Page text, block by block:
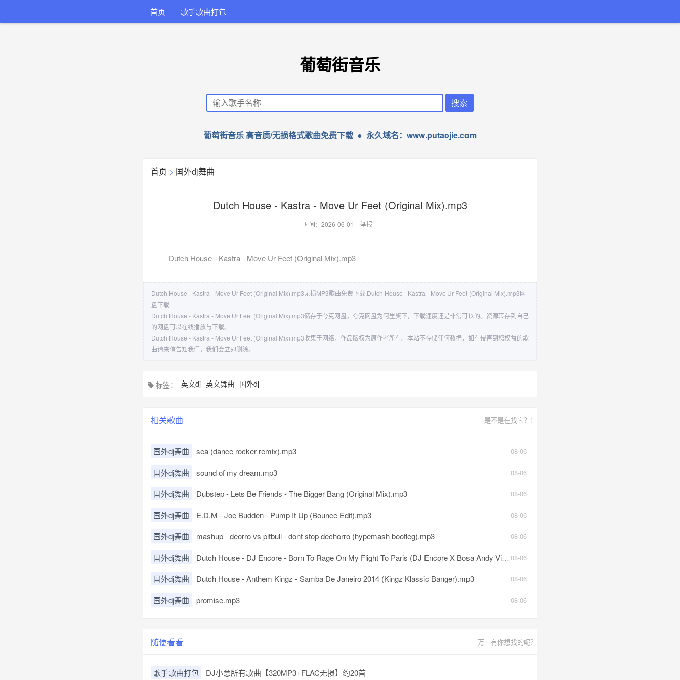
首页 歌手歌曲打包
葡萄街音乐
葡萄街音乐 高音质/无损格式歌曲免费下载 ● 永久域名：www.putaojie.com
首页 > 国外dj舞曲
Dutch House - Kastra - Move Ur Feet (Original Mix).mp3
时间：2026-06-01 举报
Dutch House - Kastra - Move Ur Feet (Original Mix).mp3
Dutch House - Kastra - Move Ur Feet (Original Mix).mp3无损MP3歌曲免费下载,Dutch House - Kastra - Move Ur Feet (Original Mix).mp3网
盘下载
Dutch House - Kastra - Move Ur Feet (Original Mix).mp3储存于夸克网盘，夸克网盘为阿里旗下，下载速度还是非常可以的。资源转存到自己
的网盘可以在线播放与下载。
Dutch House - Kastra - Move Ur Feet (Original Mix).mp3收集于网络，作品版权为原作者所有。本站不存储任何数据，如有侵害到您权益的歌
曲请来信告知我们，我们会立即删除。
标签： 英文dj 英文舞曲 国外dj
相关歌曲 是不是在找它？！
08-06
国外dj舞曲 sea (dance rocker remix).mp3
08-06
国外dj舞曲 sound of my dream.mp3
08-06
国外dj舞曲 Dubstep - Lets Be Friends - The Bigger Bang (Original Mix).mp3
08-06
国外dj舞曲 E.D.M - Joe Budden - Pump It Up (Bounce Edit).mp3
08-06
国外dj舞曲 mashup - deorro vs pitbull - dont stop dechorro (hypemash bootleg).mp3
08-06
国外dj舞曲 Dutch House - DJ Encore - Born To Rage On My Flight To Paris (DJ Encore X Bosa Andy Visceral).mp3
08-06
国外dj舞曲 Dutch House - Anthem Kingz - Samba De Janeiro 2014 (Kingz Klassic Banger).mp3
08-06
国外dj舞曲 promise.mp3
随便看看 万一有你想找的呢？
歌手歌曲打包 DJ小意所有歌曲【320MP3+FLAC无损】约20首